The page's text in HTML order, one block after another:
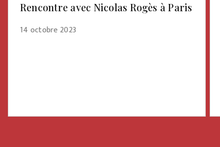
Rencontre avec Nicolas Rogès à Paris
14 octobre 2023